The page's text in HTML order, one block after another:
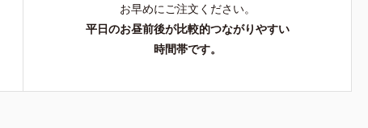
お早めにご注文ください。
平日のお昼前後が比較的つながりやすい
時間帯です。